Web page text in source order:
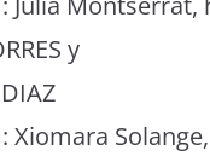
y
Xiomara